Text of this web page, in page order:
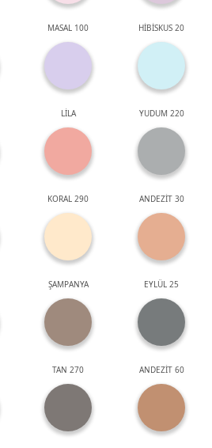
MASAL 100 HİBİSKUS 20
LİLA YUDUM 220
KORAL 290 ANDEZİT 30
ŞAMPANYA EYLÜL 25
TAN 270 ANDEZİT 60